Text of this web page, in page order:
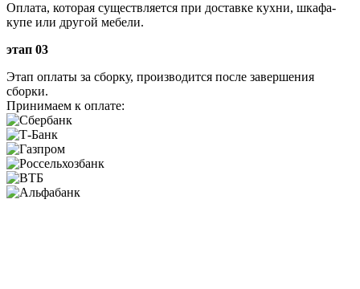
Оплата, которая существляется при доставке кухни, шкафа-
купе или другой мебели.
этап 03
Этап оплаты за сборку, производится после завершения
сборки.
Принимаем к оплате: